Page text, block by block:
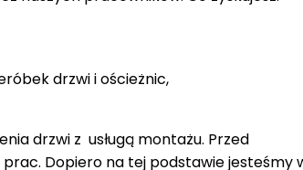
drzwi i ościeżnic,
drzwi z usługą montażu. Przed
Dopiero na tej podstawie jesteśmy